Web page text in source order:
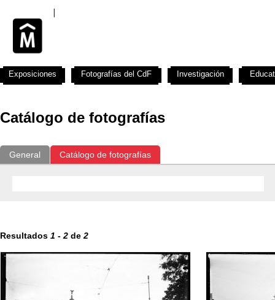
Catálogo de fotografías
General Catálogo de fotografías
Resultados 1 - 2 de 2
Exposiciones Fotografías del CdF Investigación